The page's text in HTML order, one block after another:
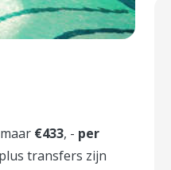
€433, - per
transfers zijn